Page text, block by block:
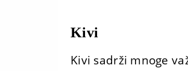
Kivi
Kivi sadrži mnoge